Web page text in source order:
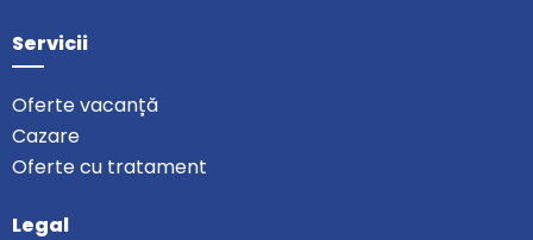
Servicii
Oferte vacanță
Cazare
Oferte cu tratament
Legal